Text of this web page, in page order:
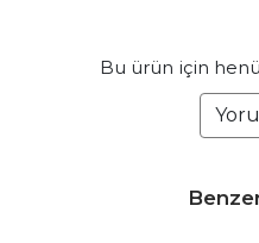
Bu ürün için